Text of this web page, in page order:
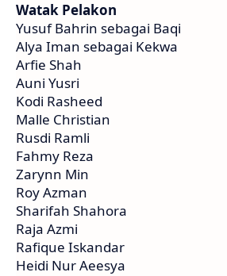
Watak Pelakon
Yusuf Bahrin sebagai Baqi
Alya Iman sebagai Kekwa
Arfie Shah
Auni Yusri
Kodi Rasheed
Malle Christian
Rusdi Ramli
Fahmy Reza
Zarynn Min
Roy Azman
Sharifah Shahora
Raja Azmi
Rafique Iskandar
Heidi Nur Aeesya